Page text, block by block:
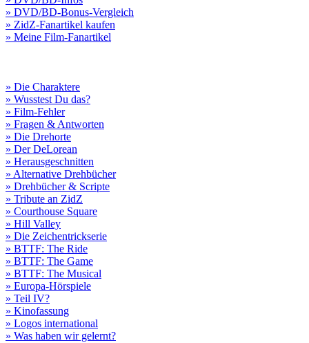
» DVD/BD-Bonus-Vergleich
» ZidZ-Fanartikel kaufen
» Meine Film-Fanartikel
» Die Charaktere
» Wusstest Du das?
» Film-Fehler
» Fragen & Antworten
» Die Drehorte
» Der DeLorean
» Herausgeschnitten
» Alternative Drehbücher
» Drehbücher & Scripte
» Tribute an ZidZ
» Courthouse Square
» Hill Valley
» Die Zeichentrickserie
» BTTF: The Ride
» BTTF: The Game
» BTTF: The Musical
» Europa-Hörspiele
» Teil IV?
» Kinofassung
» Logos international
» Was haben wir gelernt?